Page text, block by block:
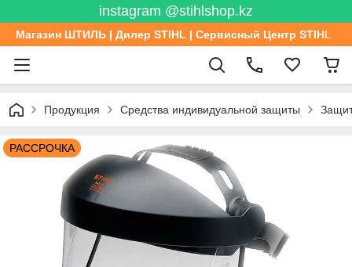
instagram @stihlshop.kz
Магазин ШТИЛЬ | Дилер STIHL | Сервисный Центр STIHL
Продукция Средства индивидуальной защиты
РАССРОЧКА